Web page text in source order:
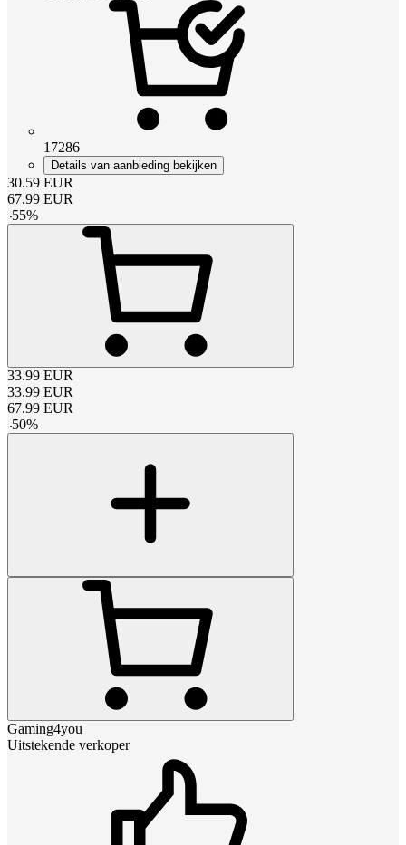
17286
Details van aanbieding bekijken
30.59 EUR
67.99 EUR
-55%
33.99 EUR
33.99 EUR
67.99 EUR
-50%
Gaming4you
Uitstekende verkoper